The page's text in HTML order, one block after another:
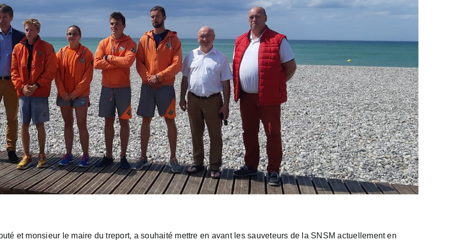
et monsieur le maire du treport, a souhaité mettre en avant les sauveteurs de la SNSM actuellement en